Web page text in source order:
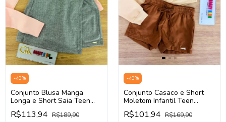
-40%
Conjunto Blusa Manga
Longa e Short Saia Teen
Nina Go! 2261025
(Rosa/Cinza)
R$113,94 R$189,90
-40%
Conjunto Casaco e Short
Moletom Infantil Teen
Menina Nina Go! 2261034
(Creme/Bege Escuro)
R$101,94 R$169,90